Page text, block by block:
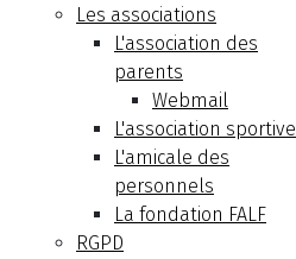
Les associations
L'association des
parents
Webmail
L'association sportive
L'amicale des
personnels
La fondation FALF
RGPD